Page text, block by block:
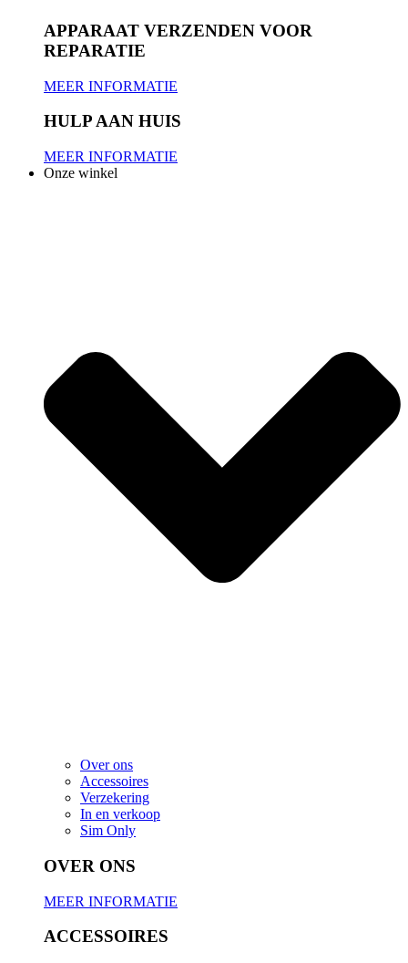
APPARAAT VERZENDEN VOOR
REPARATIE
MEER INFORMATIE
HULP AAN HUIS
MEER INFORMATIE
Onze winkel
Over ons
Accessoires
Verzekering
In en verkoop
Sim Only
OVER ONS
MEER INFORMATIE
ACCESSOIRES